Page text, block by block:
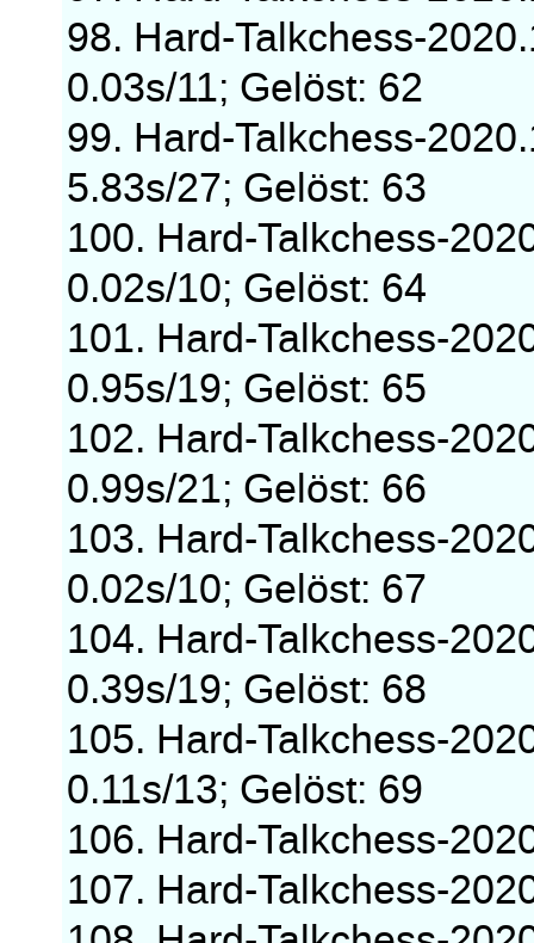
98. Hard-Talkchess-
0.03s/11; Gelöst: 62
99. Hard-Talkchess-
5.83s/27; Gelöst: 63
100. Hard-Talkchess-
0.02s/10; Gelöst: 64
101. Hard-Talkchess-
0.95s/19; Gelöst: 65
102. Hard-Talkchess-
0.99s/21; Gelöst: 66
103. Hard-Talkchess-
0.02s/10; Gelöst: 67
104. Hard-Talkchess-
0.39s/19; Gelöst: 68
105. Hard-Talkchess-
0.11s/13; Gelöst: 69
106. Hard-Talkchess-
107. Hard-Talkchess-